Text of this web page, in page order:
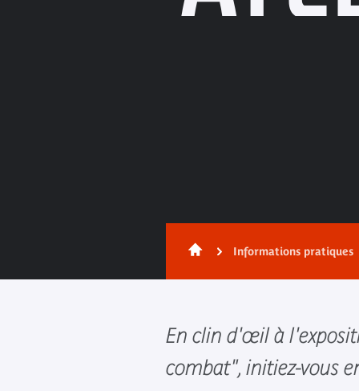
Informations pratiques
En clin d'œil à
combat", initiez-vous